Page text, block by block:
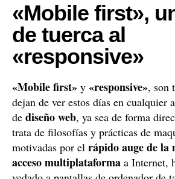
«Mobile first»,
de tuerca al
«responsive»
«Mobile first» y «responsive», son
dejan de ver estos días en cualquier
de diseño web, ya sea de forma
trata de filosofías y prácticas de
motivadas por el rápido auge de la
acceso multiplataforma a Internet,